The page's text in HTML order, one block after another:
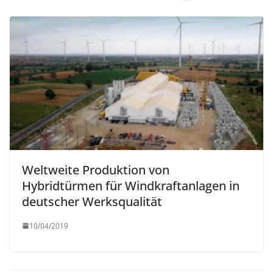
Weltweite Produktion von
Hybridtürmen für Windkraftanlagen in
deutscher Werksqualität
10/04/2019